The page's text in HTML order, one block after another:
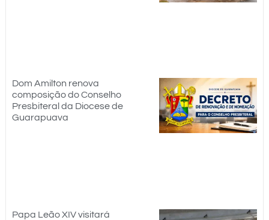
Dom Amilton renova
composição do Conselho
Presbiteral da Diocese de
Guarapuava
Papa Leão XIV visitará